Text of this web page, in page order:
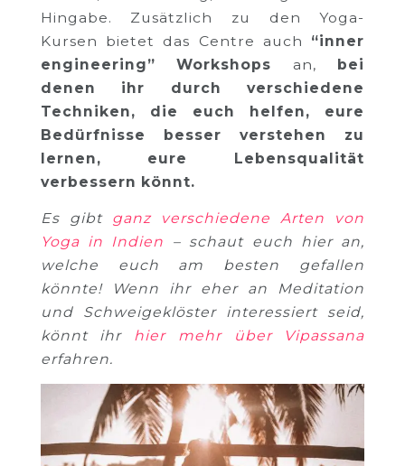
Hingabe. Zusätzlich zu den Yoga-
Kursen bietet das Centre auch “inner
engineering” Workshops an, bei
denen ihr durch verschiedene
Techniken, die euch helfen, eure
Bedürfnisse besser verstehen zu
lernen, eure Lebensqualität
verbessern könnt.
Es gibt ganz verschiedene Arten von
Yoga in Indien – schaut euch hier an,
welche euch am besten gefallen
könnte! Wenn ihr eher an Meditation
und Schweigeklöster interessiert seid,
könnt ihrhier mehr über Vipassana
erfahren.